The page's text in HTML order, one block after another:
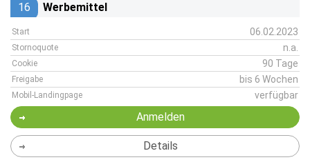
16 Werbemittel
Start 06.02.2023
Stornoquote n.a.
Cookie 90 Tage
Freigabe bis 6 Wochen
Mobil-Landingpage verfügbar
Anmelden
Details